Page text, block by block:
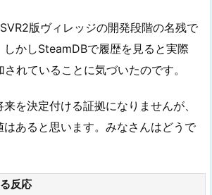
版ヴィレッジの開発段階の名残で
しかしSteamDBで履歴を見ると実際
れていることに気づいたのです。
を決定付ける証拠になりませんが、
あると思います。みなさんはどうで
反応